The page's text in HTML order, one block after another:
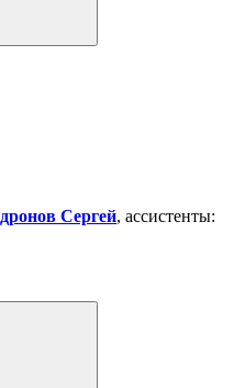
Сергей, ассистенты: